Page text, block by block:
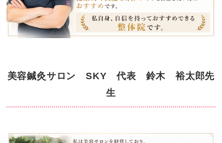
美容鍼灸サロン SKY 代表 鈴木 裕太郎先
生